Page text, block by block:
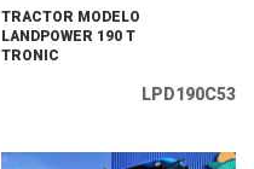
TRACTOR MODELO
LANDPOWER 190 T
TRONIC
LPD190C53